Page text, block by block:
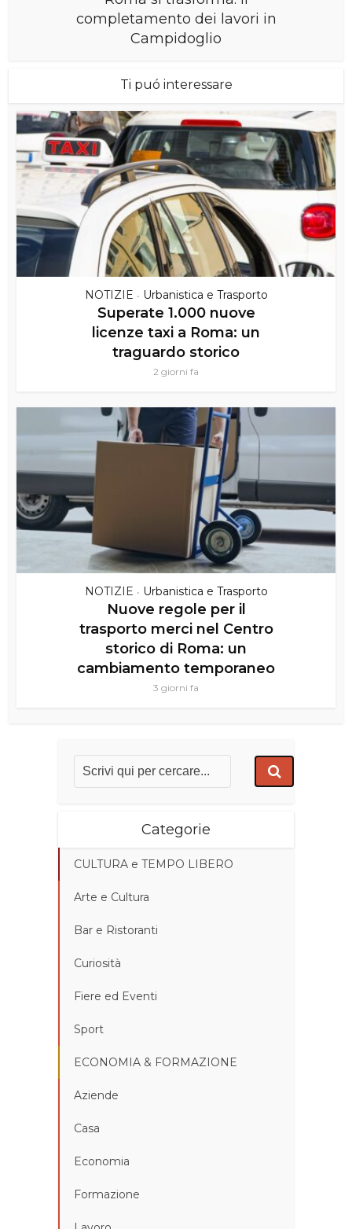
completamento dei lavori in
Campidoglio
Ti puó interessare
NOTIZIE • Urbanistica e Trasporto
Superate 1.000 nuove
licenze taxi a Roma: un
traguardo storico
2 giorni fa
NOTIZIE • Urbanistica e Trasporto
Nuove regole per il
trasporto merci nel Centro
storico di Roma: un
cambiamento temporaneo
3 giorni fa
Categorie
CULTURA e TEMPO LIBERO
Arte e Cultura
Bar e Ristoranti
Curiosità
Fiere ed Eventi
Sport
ECONOMIA & FORMAZIONE
Aziende
Casa
Economia
Formazione